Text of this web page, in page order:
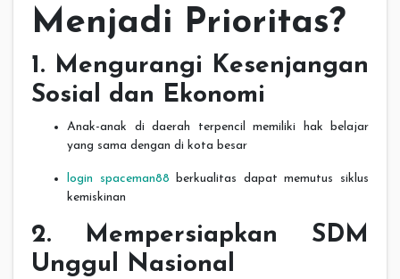
Menjadi Prioritas?
1. Mengurangi Kesenjangan
Sosial dan Ekonomi
Anak-anak di daerah terpencil memiliki hak belajar
yang sama dengan di kota besar
login spaceman88 berkualitas dapat memutus siklus
kemiskinan
2. Mempersiapkan SDM
Unggul Nasional